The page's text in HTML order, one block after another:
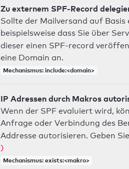
Zu externem SPF-Record
Sollte der Mailversand auf
beispielsweise dass Sie über
dieser einen SPF-record
eine Domain an.
Mechanismus: include:<domain>
IP Adressen durch Makros
Wenn der SPF evaluiert wird,
Anfrage oder Verbindung des
Addresse autorisieren. Geben Sie
)
Mechanismus: exists:<makro>